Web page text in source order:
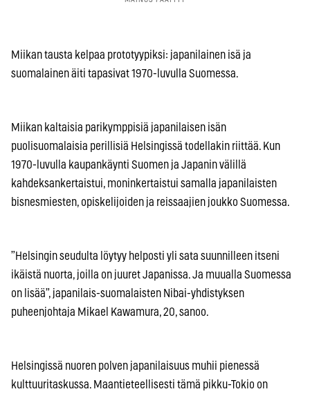
Miikan tausta kelpaa prototyypiksi: japanilainen isä ja
suomalainen äiti tapasivat 1970-luvulla Suomessa.
Miikan kaltaisia parikymppisiä japanilaisen isän
puolisuomalaisia perillisiä Helsingissä todellakin riittää. Kun
1970-luvulla kaupankäynti Suomen ja Japanin välillä
kahdeksankertaistui, moninkertaistui samalla japanilaisten
bisnesmiesten, opiskelijoiden ja reissaajien joukko Suomessa.
”Helsingin seudulta löytyy helposti yli sata suunnilleen itseni
ikäistä nuorta, joilla on juuret Japanissa. Ja muualla Suomessa
on lisää”, japanilais-suomalaisten Nibai-yhdistyksen
puheenjohtaja Mikael Kawamura, 20, sanoo.
Helsingissä nuoren polven japanilaisuus muhii pienessä
kulttuuritaskussa. Maantieteellisesti tämä pikku-Tokio on